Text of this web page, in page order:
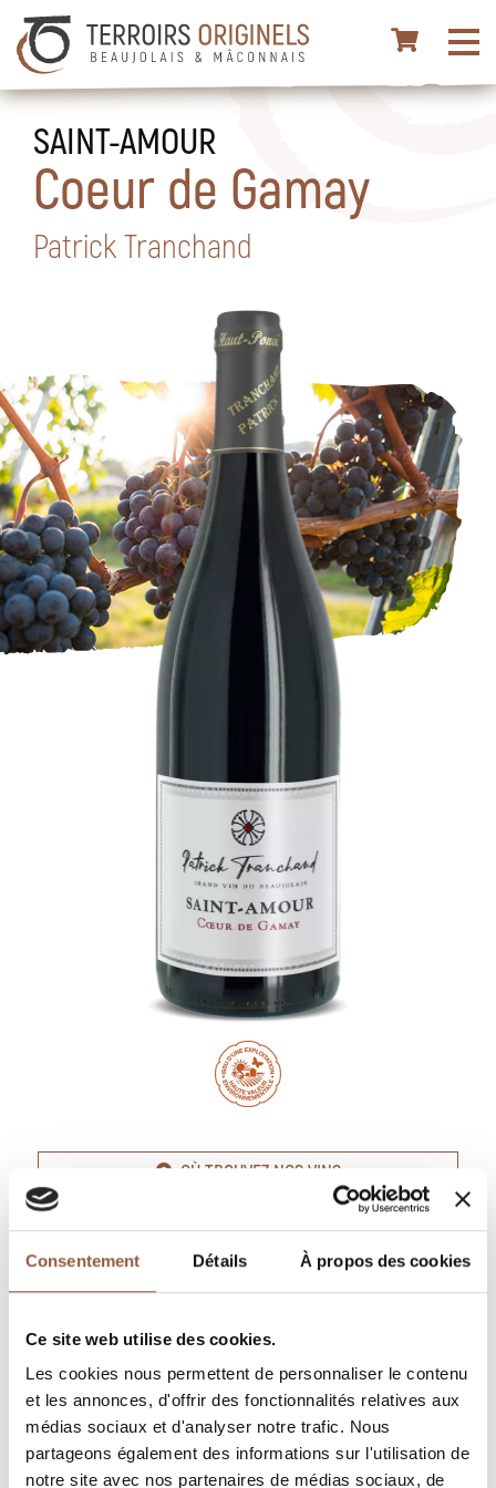
Consentement Détails À propos des cookies
Ce site web utilise des cookies.
Les cookies nous permettent de personnaliser le contenu
et les annonces, d'offrir des fonctionnalités relatives aux
médias sociaux et d'analyser notre trafic. Nous
partageons également des informations sur l'utilisation de
notre site avec nos partenaires de médias sociaux, de
SAINT-AMOUR
Coeur de Gamay
Patrick Tranchand
OÙ TROUVEZ NOS VINS
FICHE TECHNIQUE
DESCRIPTION
Rouge